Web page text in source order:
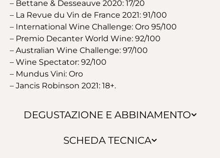
DEGUSTAZIONE E ABBINAMENTO
SCHEDA TECNICA
– Bettane & Desseauve 2020: 17/20
– La Revue du Vin de France 2021: 91/100
– International Wine Challenge: Oro 95/100
– Premio Decanter World Wine: 92/100
– Australian Wine Challenge: 97/100
– Wine Spectator: 92/100
– Mundus Vini: Oro
– Jancis Robinson 2021: 18+.